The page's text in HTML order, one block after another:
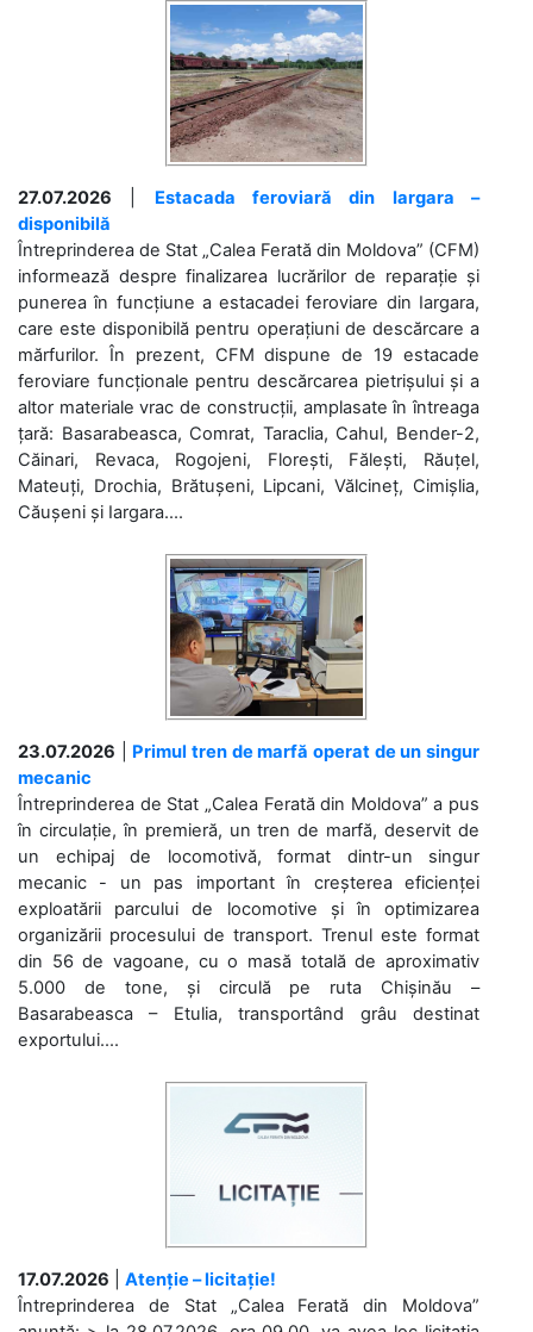
27.07.2026
Estacada feroviară din Iargara –
disponibilă
Întreprinderea de Stat „Calea Ferată din Moldova” (CFM)
informează despre finalizarea lucrărilor de reparație și
punerea în funcțiune a estacadei feroviare din Iargara,
care este disponibilă pentru operațiuni de descărcare a
mărfurilor. În prezent, CFM dispune de 19 estacade
feroviare funcționale pentru descărcarea pietrișului și a
altor materiale vrac de construcții, amplasate în întreaga
țară: Basarabeasca, Comrat, Taraclia, Cahul, Bender-2,
Căinari, Revaca, Rogojeni, Florești, Fălești, Răuțel,
Mateuți, Drochia, Brătușeni, Lipcani, Vălcineț, Cimișlia,
Căușeni și Iargara....
23.07.2026
Primul tren de marfă operat de un singur
mecanic
Întreprinderea de Stat „Calea Ferată din Moldova” a pus
în circulație, în premieră, un tren de marfă, deservit de
un echipaj de locomotivă, format dintr-un singur
mecanic - un pas important în creșterea eficienței
exploatării parcului de locomotive și în optimizarea
organizării procesului de transport. Trenul este format
din 56 de vagoane, cu o masă totală de aproximativ
5.000 de tone, și circulă pe ruta Chișinău –
Basarabeasca – Etulia, transportând grâu destinat
exportului....
17.07.2026
Atenție – licitație!
Întreprinderea de Stat „Calea Ferată din Moldova”